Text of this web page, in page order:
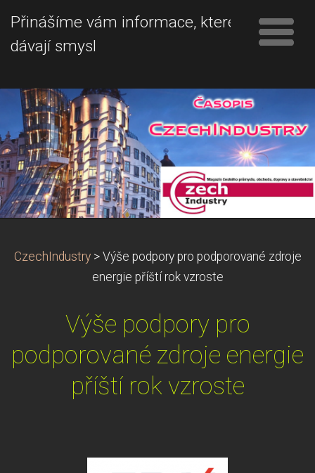
Přinášíme vám informace, které
dávají smysl
CzechIndustry > Výše podpory pro podporované zdroje
energie příští rok vzroste
Výše podpory pro
podporované zdroje energie
příští rok vzroste